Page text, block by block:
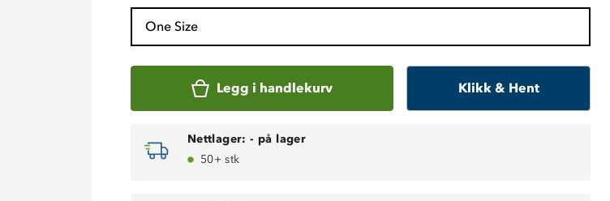
One Size
Legg i handlekurv Klikk & Hent
Nettlager: - på lager
50+ stk